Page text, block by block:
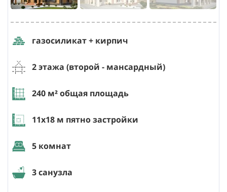
газосиликат + кирпич
2 этажа (второй - мансардный)
240 м² общая площадь
11х18 м пятно застройки
5 комнат
3 санузла